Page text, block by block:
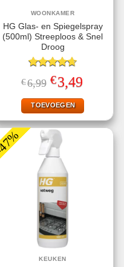
WOONKAMER
HG Glas- en Spiegelspray
(500ml) Streeploos & Snel
Droog
Gewaardeerd
4.67uit 5
€6,99 Oorspronkelijke
prijs
was:
€6,99.
€3,49
is:
€3,49.
TOEVOEGEN
KEUKEN